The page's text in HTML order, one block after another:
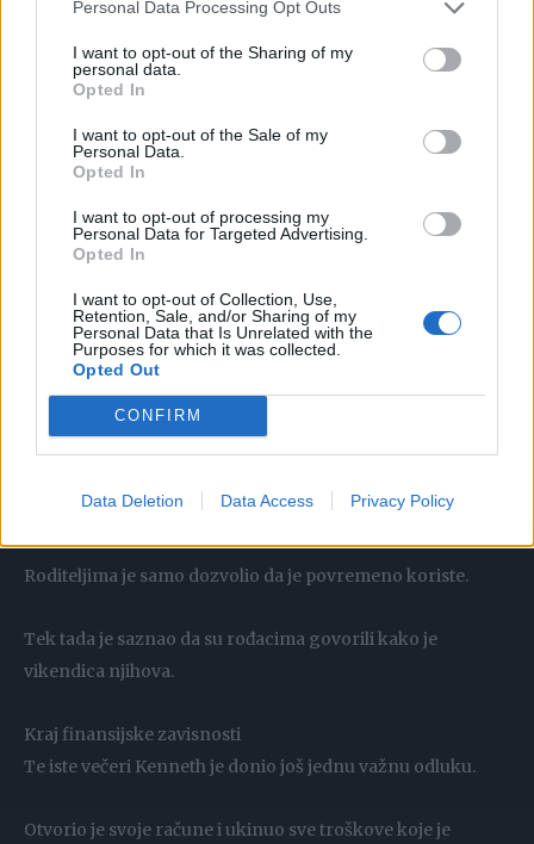
Personal Data Processing Opt Outs
I want to opt-out of the Sharing of my
personal data.
Opted In
I want to opt-out of the Sale of my
Personal Data.
Opted In
I want to opt-out of processing my
Personal Data for Targeted Advertising.
Opted In
I want to opt-out of Collection, Use,
Retention, Sale, and/or Sharing of my
Personal Data that Is Unrelated with the
Purposes for which it was collected.
Opted Out
CONFIRM
Data Deletion Data Access Privacy Policy
Poruka koja je otkrila mnogo veću prevaru
Nakon što je sa suprugom i djecom napustio slavlje,
Kenneth je dobio poruku od sestre.
U poruci je pomenula planinsku kuću za koju je tvrdila da
pripada njihovoj majci.
To ga je šokiralo.
Razlog je bio jednostavan.
Kuća nije pripadala njegovim roditeljima.
On ju je kupio vlastitim novcem nekoliko godina ranije.
Roditeljima je samo dozvolio da je povremeno koriste.
Tek tada je saznao da su rođacima govorili kako je
vikendica njihova.
Kraj finansijske zavisnosti
Te iste večeri Kenneth je donio još jednu važnu odluku.
Otvorio je svoje račune i ukinuo sve troškove koje je